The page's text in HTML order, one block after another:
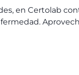
en Certolab